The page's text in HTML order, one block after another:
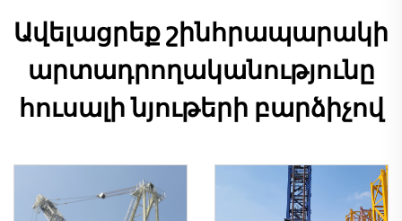
Ավելացրեք շինհրապարակի
արտադրողականությունը
հուսալի նյութերի բարձիչով